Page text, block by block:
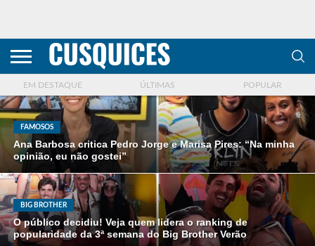
CONTACTOS
HOME
POLÍTICA DE
SOBRE
TERMOS E
TRANSPARÊNCIA
EM DESTAQUE ÚLTIMAS POPULAR
FAMOSOS
Ana Barbosa critica Pedro Jorge e Marisa Pires: “Na minha
opinião, eu não gostei”
BIG BROTHER
O público decidiu! Veja quem lidera o ranking de
popularidade da 3ª semana do Big Brother Verão